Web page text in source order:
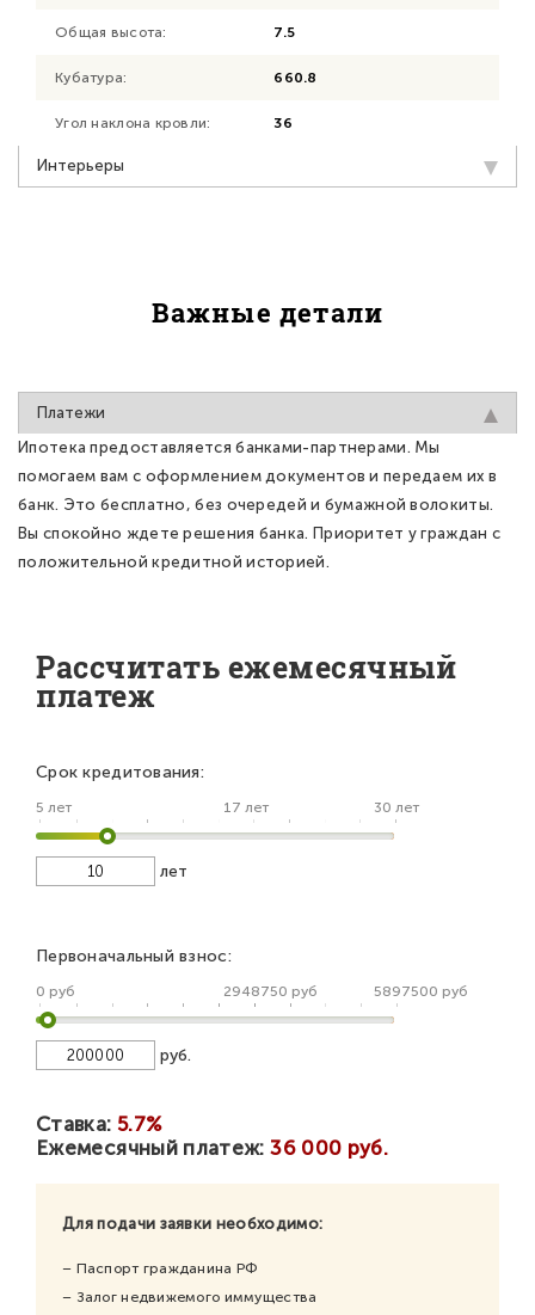
Общая высота: 7.5
Кубатура: 660.8
Угол наклона кровли: 36
Интерьеры
Важные детали
Платежи
Ипотека предоставляется банками-партнерами. Мы
помогаем вам с оформлением документов и передаем их в
банк. Это бесплатно, без очередей и бумажной волокиты.
Вы спокойно ждете решения банка. Приоритет у граждан с
положительной кредитной историей.
Рассчитать ежемесячный
платеж
Срок кредитования:
5 лет 17 лет 30 лет
лет
Первоначальный взнос:
0 руб 2948750 руб 5897500 руб
руб.
Ставка: 5.7%
Ежемесячный платеж:36 000 руб.
Для подачи заявки необходимо:
– Паспорт гражданина РФ
– Залог недвижемого иммущества